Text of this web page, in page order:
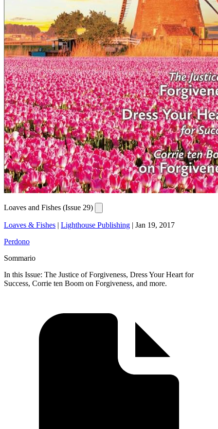
Loaves and Fishes (Issue 29)
Loaves & Fishes | Lighthouse Publishing | Jan 19, 2017
Perdono
Sommario
In this Issue: The Justice of Forgiveness, Dress Your Heart for
Success, Corrie ten Boom on Forgiveness, and more.